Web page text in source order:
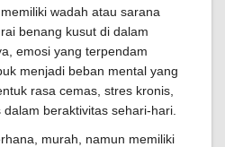
wadah atau sarana
benang kusut di dalam
emosi yang terpendam
menjadi beban mental yang
rasa cemas, stres kronis,
beraktivitas sehari-hari.
murah, namun memiliki